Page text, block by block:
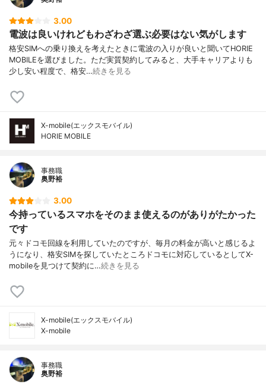
3.00
電波は良いけれどもわざわざ選ぶ必要はない気がします
格安SIMへの乗り換えを考えたときに電波の入りが良いと聞いてHORIE
MOBILEを選びました。ただ実質契約してみると、大手キャリアよりも
少し安い程度で、格安…続きを見る
X-mobile(エックスモバイル)
HORIE MOBILE
事務職
奥野裕
3.00
今持っているスマホをそのまま使えるのがありがたかった
です
元々ドコモ回線を利用していたのですが、毎月の料金が高いと感じるよ
うになり、格安SIMを探していたところドコモに対応しているとしてX-
mobileを見つけて契約に…続きを見る
X-mobile(エックスモバイル)
X-mobile
事務職
奥野裕